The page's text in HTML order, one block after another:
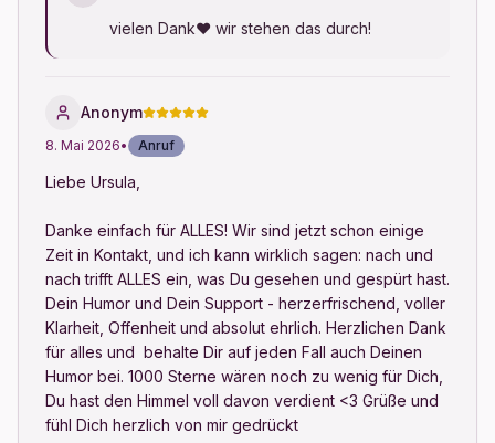
vielen Dank♥ wir stehen das durch!
Anonym
8. Mai 2026• Anruf
Liebe Ursula,
Danke einfach für ALLES! Wir sind jetzt schon einige
Zeit in Kontakt, und ich kann wirklich sagen: nach und
nach trifft ALLES ein, was Du gesehen und gespürt hast.
Dein Humor und Dein Support - herzerfrischend, voller
Klarheit, Offenheit und absolut ehrlich. Herzlichen Dank
für alles und  behalte Dir auf jeden Fall auch Deinen
Humor bei. 1000 Sterne wären noch zu wenig für Dich,
Du hast den Himmel voll davon verdient <3 Grüße und
fühl Dich herzlich von mir gedrückt